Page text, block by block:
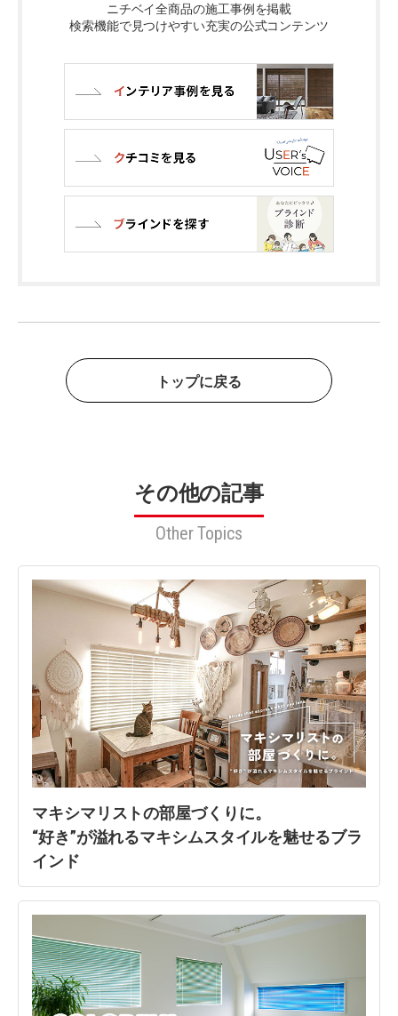
ニチベイ全商品の施工事例を掲載
検索機能で見つけやすい充実の公式コンテンツ
トップに戻る
その他の記事
マキシマリストの部屋づくりに。
“好き”が溢れるマキシムスタイルを魅せるブラ
インド